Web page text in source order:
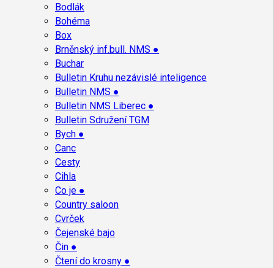
Bodlák
Bohéma
Box
Brněnský inf.bull. NMS ●
Buchar
Bulletin Kruhu nezávislé inteligence
Bulletin NMS ●
Bulletin NMS Liberec ●
Bulletin Sdružení TGM
Bych ●
Canc
Cesty
Cihla
Co je ●
Country saloon
Cvrček
Čejenské bajo
Čin ●
Čtení do krosny ●